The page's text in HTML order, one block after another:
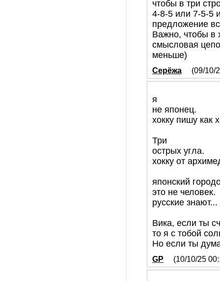
чтобы в три
4-8-5 или 7-5-5
предложение
Важно, чтобы в
смысловая
меньше)
Серёжа (09/10/
я
не японец.
хокку пишу как
Три
острых угла.
хокку от
японский
это не человек.
русские знают...
Вика, если ты
то я с тобой
Но если ты
GP (10/10/25